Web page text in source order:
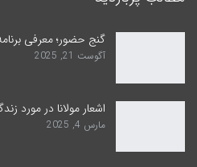
گنج حضور؛ معرفی
آگوست 21, 2025
اشعار مولانا در مورد
مارس 4, 2025